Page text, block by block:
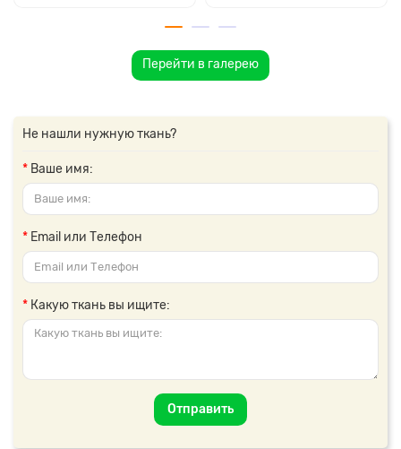
Перейти в галерею
Не нашли нужную ткань?
Ваше имя:
Email или Телефон
Какую ткань вы ищите:
Отправить